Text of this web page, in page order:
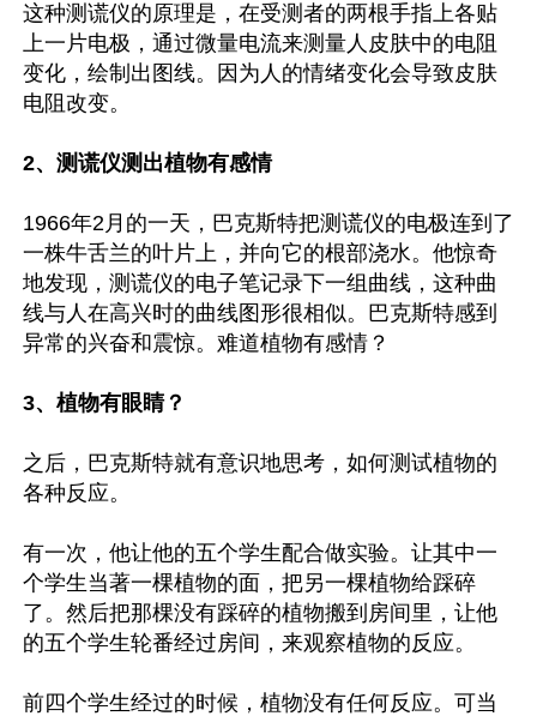
这种测谎仪的原理是，在受测者的两根手指上各贴
上一片电极，通过微量电流来测量人皮肤中的电阻
变化，绘制出图线。因为人的情绪变化会导致皮肤
电阻改变。
2、测谎仪测出植物有感情
1966年2月的一天，巴克斯特把测谎仪的电极连到了
一株牛舌兰的叶片上，并向它的根部浇水。他惊奇
地发现，测谎仪的电子笔记录下一组曲线，这种曲
线与人在高兴时的曲线图形很相似。巴克斯特感到
异常的兴奋和震惊。难道植物有感情？
3、植物有眼睛？
之后，巴克斯特就有意识地思考，如何测试植物的
各种反应。
有一次，他让他的五个学生配合做实验。让其中一
个学生当著一棵植物的面，把另一棵植物给踩碎
了。然后把那棵没有踩碎的植物搬到房间里，让他
的五个学生轮番经过房间，来观察植物的反应。
前四个学生经过的时候，植物没有任何反应。可当